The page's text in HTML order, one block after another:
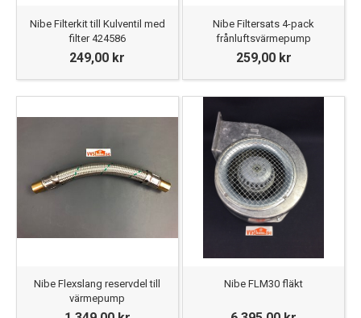
Nibe Filterkit till Kulventil med
filter 424586
249,00 kr
Nibe Filtersats 4-pack
frånluftsvärmepump
259,00 kr
Nibe Flexslang reservdel till
värmepump
Nibe FLM30 fläkt